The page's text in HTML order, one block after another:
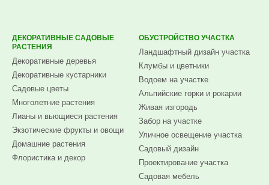
ДЕКОРАТИВНЫЕ САДОВЫЕ
РАСТЕНИЯ
Декоративные деревья
Декоративные кустарники
Садовые цветы
Многолетние растения
Лианы и вьющиеся растения
Экзотические фрукты и овощи
Домашние растения
Флористика и декор
ОБУСТРОЙСТВО УЧАСТКА
Ландшафтный дизайн участка
Клумбы и цветники
Водоем на участке
Альпийские горки и рокарии
Живая изгородь
Забор на участке
Уличное освещение участка
Садовый дизайн
Проектирование участка
Садовая мебель